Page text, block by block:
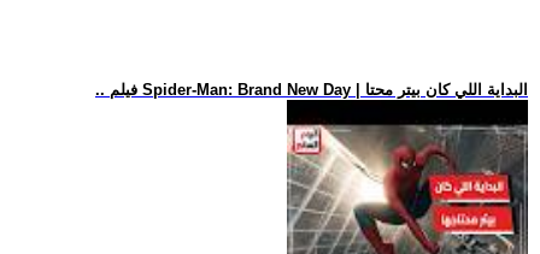
.. فيلم Spider-Man: Brand New Day | البداية اللي كان بيتر محتا